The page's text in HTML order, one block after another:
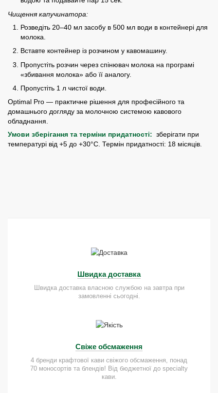
Чищення капучинатора:
Розведіть 20–40 мл засобу в 500 мл води в контейнері для
молока.
Вставте контейнер із розчином у кавомашину.
Пропустіть розчин через спінювач молока на програмі
«збивання молока» або її аналогу.
Пропустіть 1 л чистої води.
Optimal Pro — практичне рішення для професійного та
домашнього догляду за молочною системою кавового
обладнання.
Умови зберігання та терміни придатності: зберігати при
температурі від +5 до +30°С. Термін придатності: 18 місяців.
Швидка доставка
Швидка доставка власною службою на завтра при
замовленні сьогодні.
Свіже обсмаження
4 бренди крафтової кави свіжого обсмаження, понад
70 моносортів та блендів! Від бюджетної до specialty
кави.